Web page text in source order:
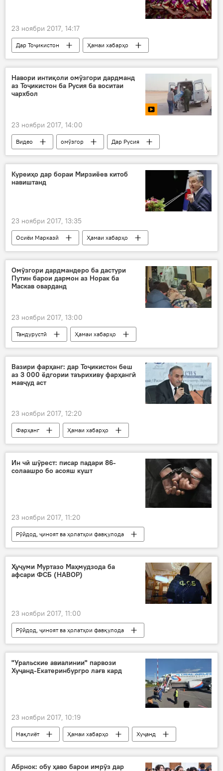
23 ноябри 2017, 14:17
Дар Тоҷикистон
Ҳамаи хабарҳо
Кумитаи ҷавонон
озмун донишҷӯ
Навори интиқоли омӯзгори дардманд
аз Тоҷикистон ба Русия ба воситаи
чархбол
23 ноябри 2017, 14:00
Видео омӯзгор
Дар Русия
Дар Тоҷикистон
Куреиҳо дар бораи Мирзиёев китоб
навиштанд
23 ноябри 2017, 13:35
Осиёи Марказӣ
Ҳамаи хабарҳо
Шавкат Мирзиёев
китоб
рӯзноманигор
Дар ҷаҳон
Омӯзгори дардмандеро ба дастури
Путин барои дармон аз Норак ба
Маскав оварданд
23 ноябри 2017, 13:00
Тандурустӣ
Ҳамаи хабарҳо
Владимир Путин
Светлана Рубтсова
пойгоҳи 201
Дар Русия
Вазири фарҳанг: дар Тоҷикистон беш
аз 3 000 ёдгории таърихиву фарҳангӣ
мавҷуд аст
23 ноябри 2017, 12:20
Фарҳанг
Ҳамаи хабарҳо
Шамсиддин Орумбекзода
таърих
Ислом
Дар Тоҷикистон
Ин чӣ шӯрест: писар падари 86-
солаашро бо асояш кушт
23 ноябри 2017, 11:20
Рӯйдод, ҷиноят ва ҳолатҳои фавқулода
Дар Тоҷикистон
Ҳамаи хабарҳо
писар
падар куштор
Ҳуҷуми Муртазо Маҳмудзода ба
афсари ФСБ (НАВОР)
23 ноябри 2017, 11:00
Рӯйдод, ҷиноят ва ҳолатҳои фавқулода
Ҳамаи хабарҳо
ҷавони тоҷик
ФСБ
ҳуҷум
Дар Русия
"Уральские авиалинии" парвози
Хуҷанд-Екатеринбургро лағв кард
23 ноябри 2017, 10:19
Нақлиёт Ҳамаи хабарҳо
Хуҷанд
далоили номаълум
Парвоз
Дар Тоҷикистон
Абрнок: обу ҳаво барои имрӯз дар